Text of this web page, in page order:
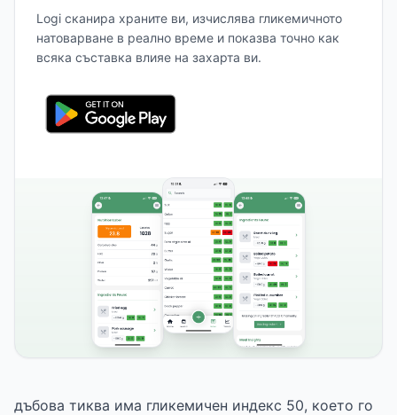
Logi сканира храните ви, изчислява гликемичното
натоварване в реално време и показва точно как
всяка съставка влияе на захарта ви.
дъбова тиква има гликемичен индекс 50, което го